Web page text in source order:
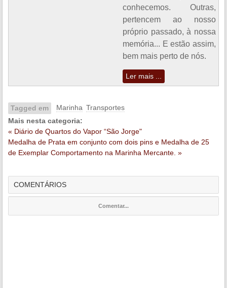
conhecemos. Outras,
pertencem ao nosso
próprio passado, à nossa
memória... E estão assim,
bem mais perto de nós.
Ler mais ...
Tagged em Marinha Transportes
Mais nesta categoria:
« Diário de Quartos do Vapor “São Jorge"
Medalha de Prata em conjunto com dois pins e Medalha de 25
de Exemplar Comportamento na Marinha Mercante. »
COMENTÁRIOS
Comentar...